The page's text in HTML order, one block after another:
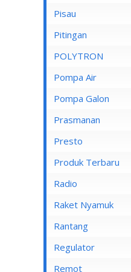
Lampu Spotlight
Pisau
Pitingan
POLYTRON
Pompa Air
Pompa Air Panasonic
Pompa Air Shimizu
Pompa Galon
Prasmanan
Presto
Produk Terbaru
Radio
Raket Nyamuk
Rantang
Regulator
Remot